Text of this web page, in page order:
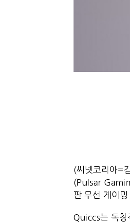
(씨넷코리아=
(Pulsar
판 무선 게이
Quiccs는 독창